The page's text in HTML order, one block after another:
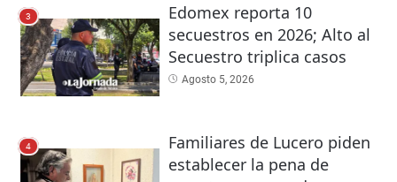
3
Edomex reporta 10
secuestros en 2026; Alto al
Secuestro triplica casos
Agosto 5, 2026
4
Familiares de Lucero piden
establecer la pena de